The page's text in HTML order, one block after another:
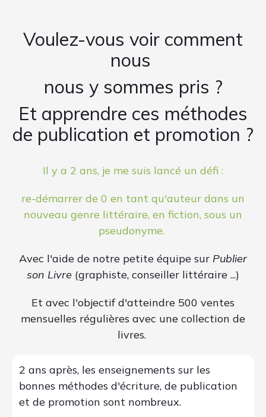
Voulez-vous voir comment
nous
nous y sommes pris ?
Et apprendre ces méthodes
de publication et promotion ?
Il y a 2 ans, je me suis lancé un défi :
re-démarrer de 0 en tant qu'auteur dans un
nouveau genre littéraire, en fiction, sous un
pseudonyme.
Avec l'aide de notre petite équipe sur Publier
son Livre (graphiste, conseiller littéraire ...)
Et avec l'objectif d'atteindre 500 ventes
mensuelles régulières avec une collection de
livres.
2 ans après, les enseignements sur les
bonnes méthodes d'écriture, de publication
et de promotion sont nombreux.